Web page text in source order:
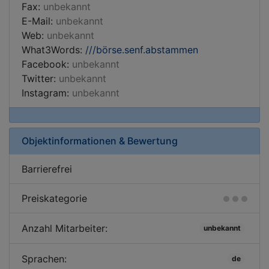
Fax: unbekannt
E-Mail: unbekannt
Web: unbekannt
What3Words: ///börse.senf.abstammen
Facebook: unbekannt
Twitter: unbekannt
Instagram: unbekannt
Objektinformationen & Bewertung
Barrierefrei
Preiskategorie
Anzahl Mitarbeiter: unbekannt
Sprachen: de